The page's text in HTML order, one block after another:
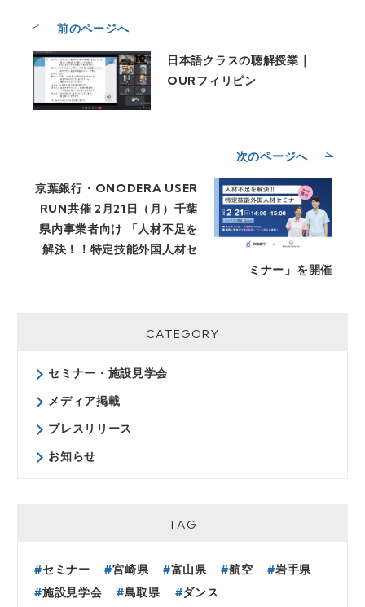
前のページへ
日本語クラスの聴解授業｜
OURフィリピン
次のページへ
京葉銀行・ONODERA USER
RUN共催 2月21日（月）千葉
県内事業者向け 「人材不足を
解決！！特定技能外国人材セ
ミナー」を開催
CATEGORY
セミナー・施設見学会
メディア掲載
プレスリリース
お知らせ
TAG
セミナー 宮崎県 富山県 航空
岩手県
施設見学会
鳥取県 ダンス